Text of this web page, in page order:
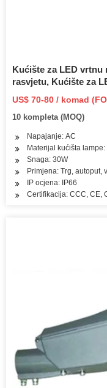
Kućište za LED vrtnu
rasvjetu, Kućište za
uličnu rasvjetu
US$ 70-80 / komad
10 kompleta (MOQ)
Napajanje: AC
Materijal kućišta
Snaga: 30W
Primjena: Trg, autoput,
IP ocjena: IP66
Certifikacija: CCC, CE,